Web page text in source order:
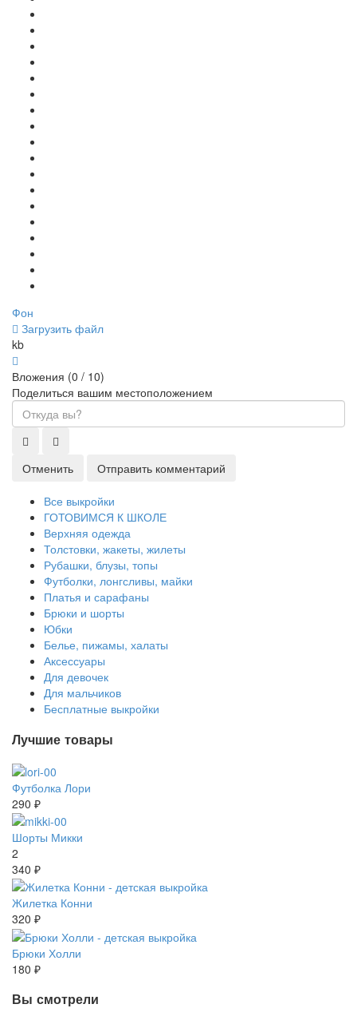
Фон
Загрузить файл
kb
Вложения (0 / 10)
Поделиться вашим местоположением
Отменить Отправить комментарий
Все выкройки
ГОТОВИМСЯ К ШКОЛЕ
Верхняя одежда
Толстовки, жакеты, жилеты
Рубашки, блузы, топы
Футболки, лонгсливы, майки
Платья и сарафаны
Брюки и шорты
Юбки
Белье, пижамы, халаты
Аксессуары
Для девочек
Для мальчиков
Бесплатные выкройки
Лучшие товары
Футболка Лори
290 ₽
Шорты Микки
2
340 ₽
Жилетка Конни
320 ₽
Брюки Холли
180 ₽
Вы смотрели